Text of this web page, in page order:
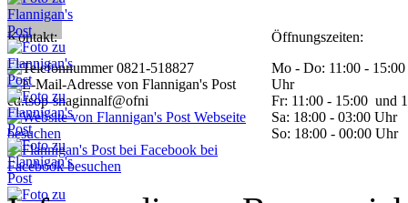
Kontakt:
0821-518827
ed.tsop-snaginnalf@ofni
Webseite
besuchen
bei
Facebook besuchen
Öffnungszeiten:
Mo - Do: 11:00 -
Uhr
Fr: 11:00 - 15:00 und
Sa: 18:00 - 03:00 Uhr
So: 18:00 - 00:00 Uhr